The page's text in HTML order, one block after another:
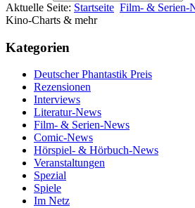
Aktuelle Seite: Startseite Film- & Serien-
Kino-Charts & mehr
Kategorien
Deutscher Phantastik Preis
Rezensionen
Interviews
Literatur-News
Film- & Serien-News
Comic-News
Hörspiel- & Hörbuch-News
Veranstaltungen
Spezial
Spiele
Im Netz